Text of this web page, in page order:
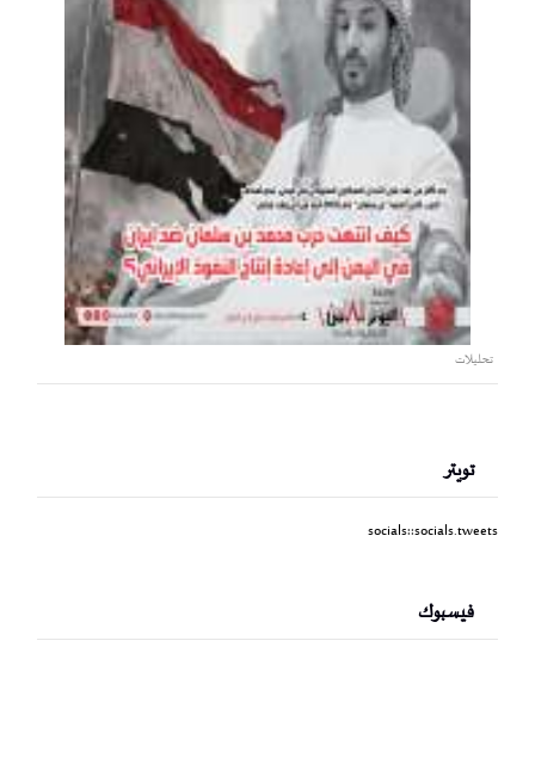
تحليلات
تويتر
socials::socials.tweets
فيسبوك